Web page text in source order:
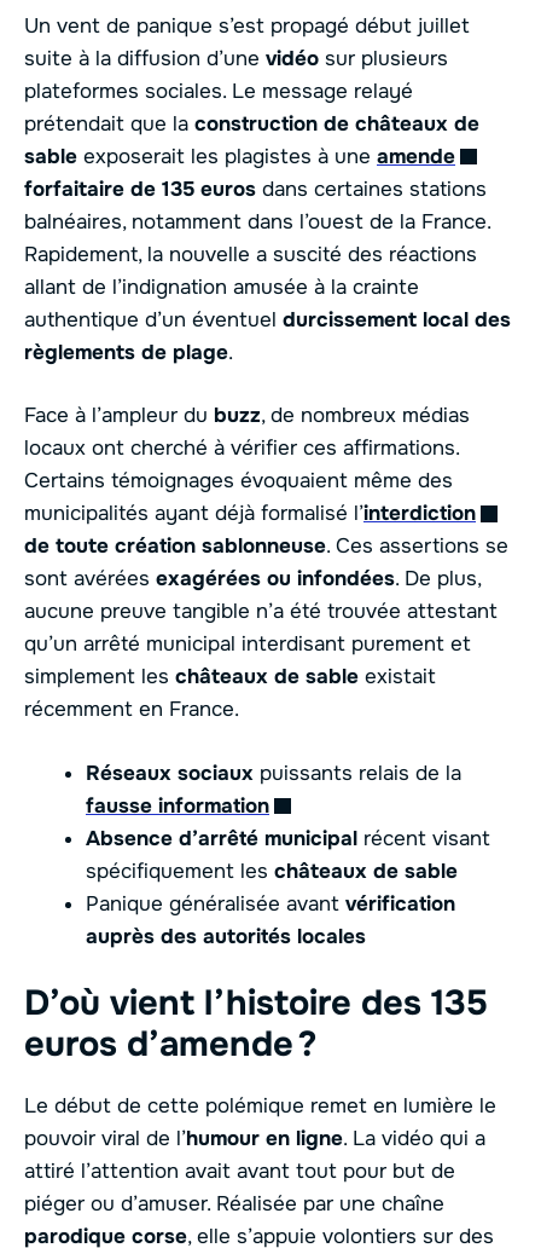
Un vent de panique s’est propagé début juillet
suite à la diffusion d’une vidéo sur plusieurs
plateformes sociales. Le message relayé
prétendait que la construction de châteaux de
sable exposerait les plagistes à une amende
forfaitaire de 135 euros dans certaines stations
balnéaires, notamment dans l’ouest de la France.
Rapidement, la nouvelle a suscité des réactions
allant de l’indignation amusée à la crainte
authentique d’un éventuel durcissement local des
règlements de plage.
Face à l’ampleur du buzz, de nombreux médias
locaux ont cherché à vérifier ces affirmations.
Certains témoignages évoquaient même des
municipalités ayant déjà formalisé l’interdiction
de toute création sablonneuse. Ces assertions se
sont avérées exagérées ou infondées. De plus,
aucune preuve tangible n’a été trouvée attestant
qu’un arrêté municipal interdisant purement et
simplement les châteaux de sable existait
récemment en France.
Réseaux sociaux puissants relais de la
fausse information
Absence d’arrêté municipal récent visant
spécifiquement les châteaux de sable
Panique généralisée avant vérification
auprès des autorités locales
D’où vient l’histoire des 135
euros d’amende ?
Le début de cette polémique remet en lumière le
pouvoir viral de l’humour en ligne. La vidéo qui a
attiré l’attention avait avant tout pour but de
piéger ou d’amuser. Réalisée par une chaîne
parodique corse, elle s’appuie volontiers sur des